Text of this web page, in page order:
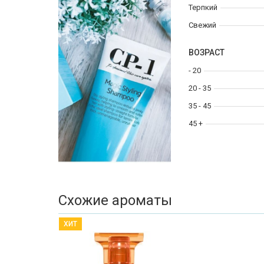
Терпкий
Свежий
ВОЗРАСТ
- 20
20 - 35
35 - 45
45 +
Схожие ароматы
ХИТ